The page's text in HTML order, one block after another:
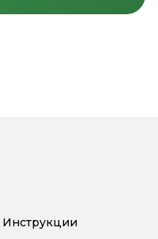
Инструкции